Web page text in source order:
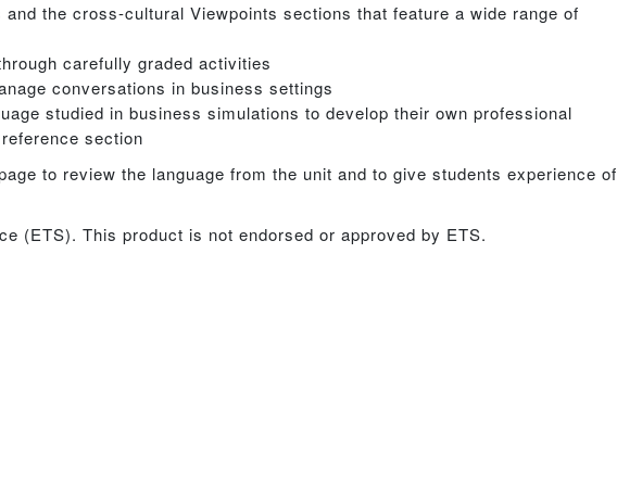
the cross-cultural Viewpoints sections that feature a wide range of
carefully graded activities
conversations in business settings
studied in business simulations to develop their own professional
section
to review the language from the unit and to give students experience of
(ETS). This product is not endorsed or approved by ETS.